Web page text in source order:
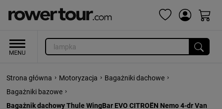
Strona główna › Motoryzacja › Bagażniki dachowe ›
Bagażniki bazowe ›
Bagażnik dachowy Thule WingBar EVO CITROËN Nemo 4-dr Van